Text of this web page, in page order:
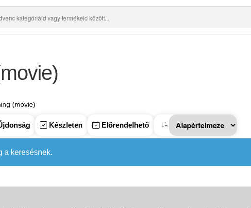
(movie)
Készleten Előrendelhető
a keresésnek.